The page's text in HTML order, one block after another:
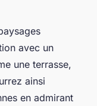
avec un
une terrasse,
ainsi
en admirant